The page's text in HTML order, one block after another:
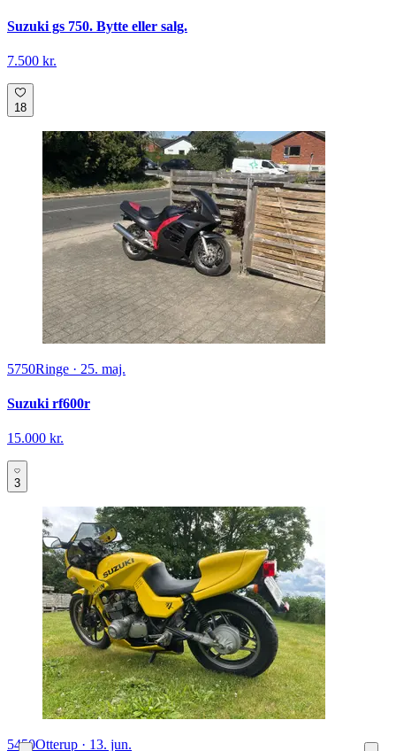
Suzuki gs 750. Bytte eller salg.
7.500 kr.
18
5750Ringe · 25. maj.
Suzuki rf600r
15.000 kr.
3
5450Otterup · 13. jun.